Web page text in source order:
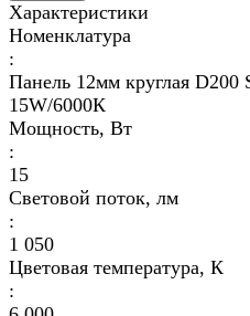
Характеристики
Номенклатура
:
Панель 12мм круглая
15W/6000К
Мощность, Вт
:
15
Световой поток, лм
:
1 050
Цветовая температура, К
: